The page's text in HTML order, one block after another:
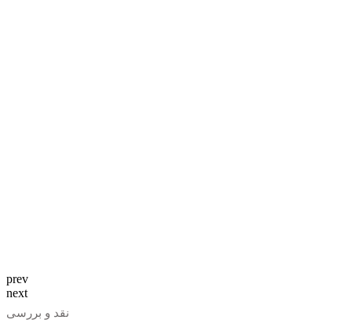
prev
next
نقد و بررسی